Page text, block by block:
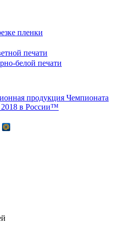
пленки
печати
белой печати
продукция Чемпионата
в России™